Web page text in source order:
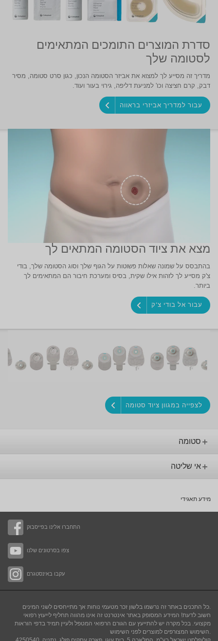
סדרת המוצרים התומכים המתאימים
לסטומה שלך
מדריך זה מסייע לך למצוא את אביזר הסטומה הנכון, כגון סרט סטומה, מסיר
דבק, קרם חציצה וכו' למניעת דליפה, גירוי בעור ועוד.
עבור למדריך אביזרי בראווה
מצא את ציוד הסטומה המתאים לך
בהתבסס על שמונה שאלות פשוטות על הגוף שלך וסוג הסטומה שלך, בודי
צ'ק מסייע לך לזהות אילו שקית, בסיס ומערכת חיבור הם המתאימים לך
ביותר.
עבור אל בודי צ'ק
לצפייה במגוון ציוד סטומה
התחברו אלינו בפייסבוק
צפו בסרטונים שלנו
עקבו באינסטגרם
סטומה
אי שליטה
מידע תאגידי
כל התכנים באתר זה נרשמו בלשון זכר מטעמי נוחות אך מתייחסים לשני המינים.
חשוב לדעת! המידע המסופק באתר אינטרנט זה אינו מהווה תחליף לייעוץ רפואי
מקצועי. בכל מקרה יש להתייעץ עם הגורם הרפואי המטפל ולעיין תמיד בדפי הוראות
השימוש המצורפים למוצרים לפני השימוש.